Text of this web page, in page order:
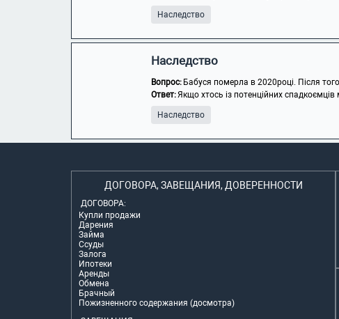
Наследство
Наследство
Вопрос: Бабуся померла в 2020році. Після
Ответ:Якщо хтось із потенційних
Наследство
ДОГОВОРА, ЗАВЕЩАНИЯ, ДОВЕРЕННОСТИ
ДОГОВОРА:
Купли продажи
Дарения
Займа
Ссуды
Залога
Ипотеки
Аренды
Обмена
Брачный
Пожизненного содержания (досмотра)